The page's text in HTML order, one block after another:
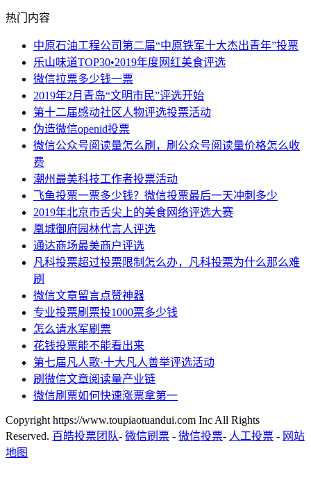
热门内容
中原石油工程公司第二届“中原铁军十大杰出青年”投票
乐山味道TOP30•2019年度网红美食评选
微信拉票多少钱一票
2019年2月青岛“文明市民”评选开始
第十二届感动社区人物评选投票活动
伪造微信openid投票
微信公众号阅读量怎么刷，刷公众号阅读量价格怎么收
费
潮州最美科技工作者投票活动
飞鱼投票一票多少钱？微信投票最后一天冲刺多少
2019年北京市舌尖上的美食网络评选大赛
凰城御府园林代言人评选
通达商场最美商户评选
凡科投票超过投票限制怎么办，凡科投票为什么那么难
刷
微信文章留言点赞神器
专业投票刷票投1000票多少钱
怎么请水军刷票
花钱投票能不能看出来
第七届凡人歌·十大凡人善举评选活动
刷微信文章阅读量产业链
微信刷票如何快速涨票拿第一
Copyright https://www.toupiaotuandui.com Inc All Rights
Reserved. 百皓投票团队- 微信刷票 - 微信投票- 人工投票 - 网站
地图